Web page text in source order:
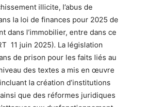
illicite, l’abus de
la loi de finances pour 2025 de
dans l’immobilier, entre dans ce
11 juin 2025). La législation
de prison pour les faits liés au
des textes a mis en œuvre
la création d’institutions
que des réformes juridiques